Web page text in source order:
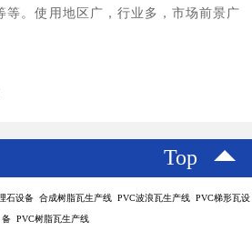
等。使用地区广，行业多，市场前景广
Top
石设备 合成树脂瓦生产线 PVC波浪瓦生产线 PVC梯形瓦设
备 PVC树脂瓦生产线